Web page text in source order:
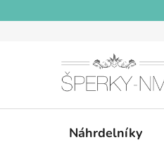
na
Náhrdelníky